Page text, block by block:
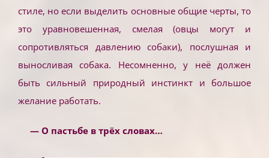
стиле, но если выделить основные общие черты, то
это уравновешенная, смелая (овцы могут и
сопротивляться давлению собаки), послушная и
выносливая собака. Несомненно, у неё должен
быть сильный природный инстинкт и большое
желание работать.
— О пастьбе в трёх словах…